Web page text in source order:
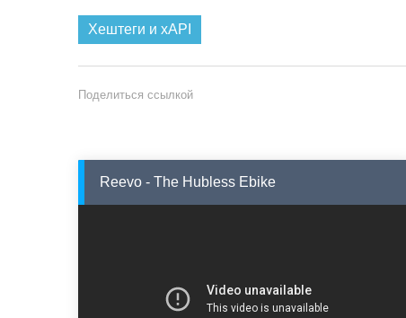
Хештеги и xAPI
Поделиться ссылкой
Reevo - The Hubless Ebike